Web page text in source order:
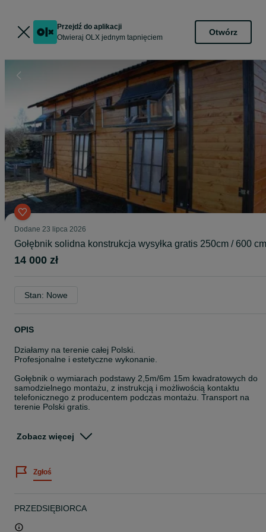
Przejdź do aplikacji
Otwieraj OLX jednym tapnięciem
Otwórz
Dodane 23 lipca 2026
Gołębnik solidna konstrukcja wysyłka gratis 250cm / 600 cm
14 000 zł
Stan: Nowe
OPIS
Działamy na terenie całej Polski.
Profesjonalne i estetyczne wykonanie.
Gołębnik o wymiarach podstawy 2,5m/6m 15m kwadratowych do
samodzielnego montażu, z instrukcją i możliwością kontaktu
telefonicznego z producentem podczas montażu. Transport na
terenie Polski gratis.
zewnątrz o grubości 15mm.
desek. Deski są bardzo starannie czyszczone z obu stron do
uzyskania gładkiej powierzchni.
materiału, co jest bardzo ważne podczas hodowli gołębi. Wszystko
Zobacz więcej
Zgłoś
PRZEDSIĘBIORCA